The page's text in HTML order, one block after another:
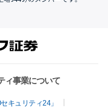
ィ事業について
キュリティ24」